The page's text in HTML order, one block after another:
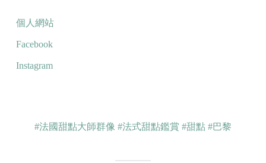
個人網站
Facebook
Instagram
#法國甜點大師群像 #法式甜點鑑賞 #甜點 #巴黎